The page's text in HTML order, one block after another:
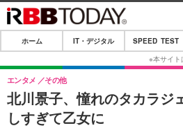
ホーム
IT・デジタル
IT・デジタルTOP
SPEED TEST
ホーム IT・デジタル SPEED TEST
北川景子、憧れのタカラジ
しすぎて乙女に
エンタメ その他